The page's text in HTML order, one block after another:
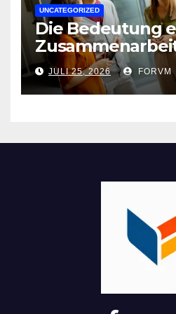
UNCATEGORIZED
Die Bedeutung
Arbeitswelt
JULI 25, 2026 FORVM